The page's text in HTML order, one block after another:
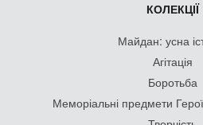
КОЛЕКЦІЇ
Майдан: усна
Агітація
Боротьба
Меморіальні предмети